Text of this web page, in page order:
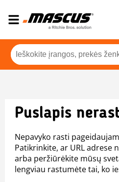
Puslapis
Nepavyko rasti
Patikrinkite, ar URL adrese
arba peržiūrėkite mūsų
lengviau rastumėte tai, ko